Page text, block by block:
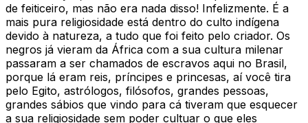
de feiticeiro, mas não era nada disso! Infelizmente. É a
mais pura religiosidade está dentro do culto indígena
devido à natureza, a tudo que foi feito pelo criador. Os
negros já vieram da África com a sua cultura milenar
passaram a ser chamados de escravos aqui no Brasil,
porque lá eram reis, príncipes e princesas, aí você tira
pelo Egito, astrólogos, filósofos, grandes pessoas,
grandes sábios que vindo para cá tiveram que esquecer
a sua religiosidade sem poder cultuar o que eles